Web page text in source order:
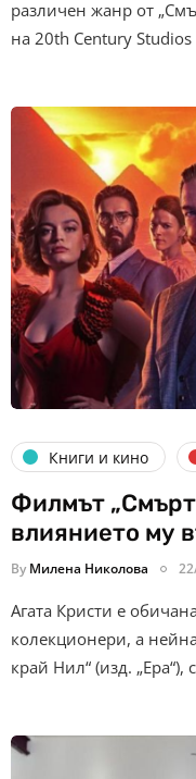
различен жанр от
на 20th Century
Книги и кино
Филмът
влиянието му
By Милена Николова
Агата Кристи е
колекционери, а
край Нил“ (изд. „Ера“),